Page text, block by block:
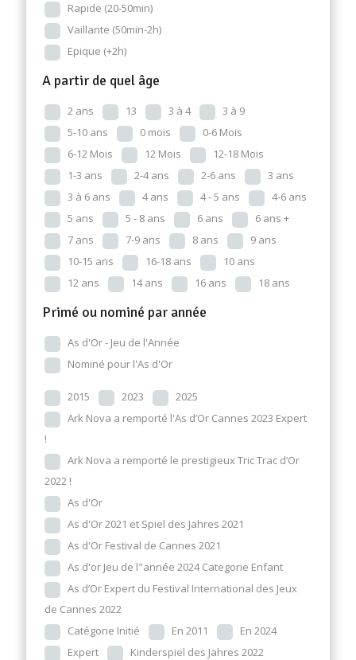
Rapide (20-50min)
Vaillante (50min-2h)
Epique (+2h)
A partir de quel âge
2 ans 13 3 à 4
3 à 9
5-10 ans
0 mois
0-6 Mois
6-12 Mois
12 Mois
12-18 Mois
1-3 ans
2-4 ans 2-6 ans
3 ans
3 à 6 ans
4 ans 4 - 5 ans
4-6 ans
5 ans
5 - 8 ans 6 ans
6 ans +
7 ans
7-9 ans 8 ans
9 ans
10-15 ans
16-18 ans
10 ans
12 ans
14 ans 16 ans 18 ans
Primé ou nominé par année
As d'Or - Jeu de l'Année
Nominé pour l'As d'Or
2015 2023
2025
Ark Nova a remporté l'As d’Or Cannes 2023 Expert
!
Ark Nova a remporté le prestigieux Tric Trac d’Or
2022 !
As d'Or
As d'Or 2021 et Spiel des Jahres 2021
As d'Or Festival de Cannes 2021
As d'or Jeu de l"année 2024 Categorie Enfant
As d’Or Expert du Festival International des Jeux
de Cannes 2022
Catégorie Initié
En 2011
En 2024
Expert
Kinderspiel des Jahres 2022